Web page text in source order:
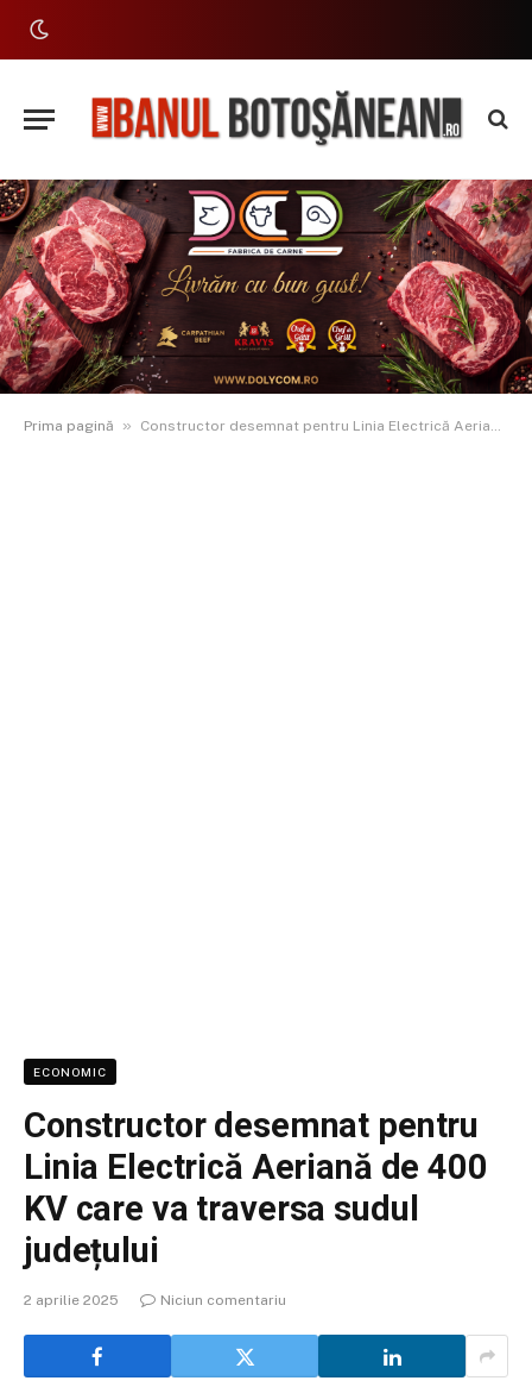
Prima pagină » Constructor desemnat pentru Linia Electrică Aeriană de 400 KV care va traversa sudul județului
ECONOMIC
Constructor desemnat pentru
Linia Electrică Aeriană de 400
KV care va traversa sudul
județului
2 aprilie 2025 Niciun comentariu